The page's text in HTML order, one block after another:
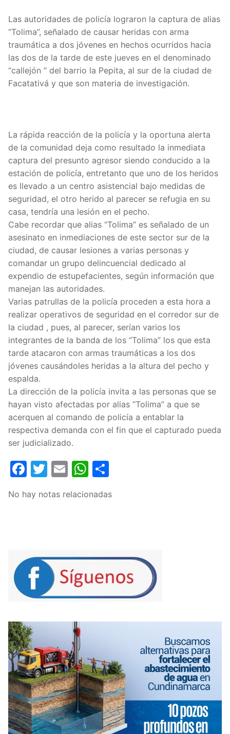
Las autoridades de policía lograron la captura de alias
“Tolima”, señalado de causar heridas con arma
traumática a dos jóvenes en hechos ocurridos hacia
las dos de la tarde de este jueves en el denominado
“callejón “ del barrio la Pepita, al sur de la ciudad de
Facatativá y que son materia de investigación.
La rápida reacción de la policía y la oportuna alerta
de la comunidad deja como resultado la inmediata
captura del presunto agresor siendo conducido a la
estación de policía, entretanto que uno de los heridos
es llevado a un centro asistencial bajo medidas de
seguridad, el otro herido al parecer se refugia en su
casa, tendría una lesión en el pecho.
Cabe recordar que alias “Tolima” es señalado de un
asesinato en inmediaciones de este sector sur de la
ciudad, de causar lesiones a varias personas y
comandar un grupo delincuencial dedicado al
expendio de estupefacientes, según información que
manejan las autoridades.
Varias patrullas de la policía proceden a esta hora a
realizar operativos de seguridad en el corredor sur de
la ciudad , pues, al parecer, serían varios los
integrantes de la banda de los “Tolima” los que esta
tarde atacaron con armas traumáticas a los dos
jóvenes causándoles heridas a la altura del pecho y
espalda.
La dirección de la policía invita a las personas que se
hayan visto afectadas por alias “Tolima” a que se
acerquen al comando de policía a entablar la
respectiva demanda con el fin que el capturado pueda
ser judicializado.
Facebook
Twitter
EmailWhatsApp
No hay notas relacionadas